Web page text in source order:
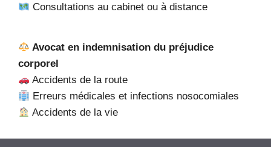
Consultations au cabinet ou à distance
Avocat en indemnisation du préjudice
corporel
Accidents de la route
Erreurs médicales et infections nosocomiales
Accidents de la vie